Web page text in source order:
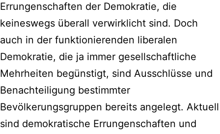
Errungenschaften der Demokratie, die
keineswegs überall verwirklicht sind. Doch
auch in der funktionierenden liberalen
Demokratie, die ja immer gesellschaftliche
Mehrheiten begünstigt, sind Ausschlüsse und
Benachteiligung bestimmter
Bevölkerungsgruppen bereits angelegt. Aktuell
sind demokratische Errungenschaften und